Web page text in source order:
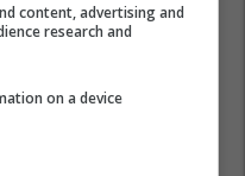
content, advertising and
research and
on a device